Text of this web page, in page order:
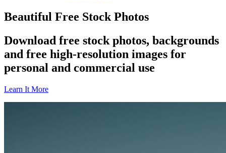
Beautiful Free Stock Photos
Download free stock photos, backgrounds
and free high-resolution images for
personal and commercial use
Learn It More